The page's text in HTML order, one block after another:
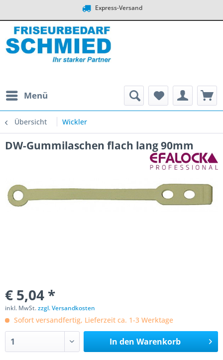
Express-Versand
Menü
Übersicht Wickler
DW-Gummilaschen flach lang 90mm
€ 5,04 *
inkl. MwSt.zzgl. Versandkosten
Sofort versandfertig, Lieferzeit ca. 1-3 Werktage
In den Warenkorb